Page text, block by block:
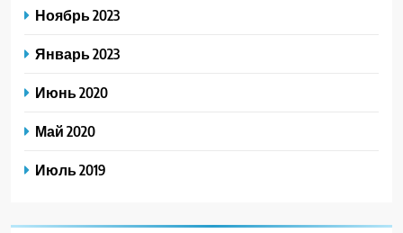
Ноябрь 2023
Январь 2023
Июнь 2020
Май 2020
Июль 2019